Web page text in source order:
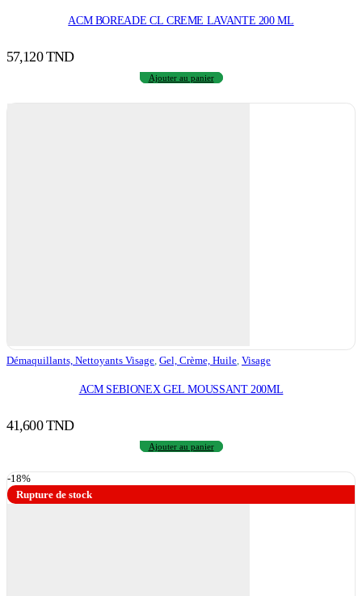
ACM BOREADE CL CREME LAVANTE 200 ML
57,120TND
Ajouter au panier
Démaquillants, Nettoyants Visage Gel, Crème, Huile Visage
ACM SEBIONEX GEL MOUSSANT 200ML
41,600TND
Ajouter au panier
-18%
Rupture de stock